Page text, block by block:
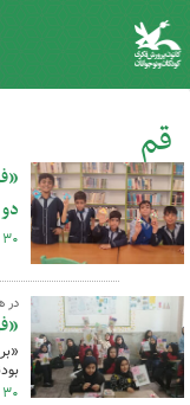
قم
کل اخبار:121
۳۰ آبان ۰۳ - ۲۳:۴۷
در
۳۰ آبان ۰۳ - ۲۱:۰۰